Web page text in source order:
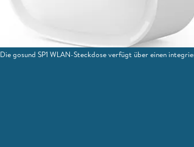
Die gosund SP1 WLAN-Steckdose verfügt über einen